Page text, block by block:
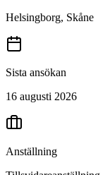
Helsingborg, Skåne
Sista ansökan
16 augusti 2026
Anställning